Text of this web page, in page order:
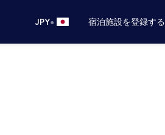
JPY• 宿泊施設を登録する